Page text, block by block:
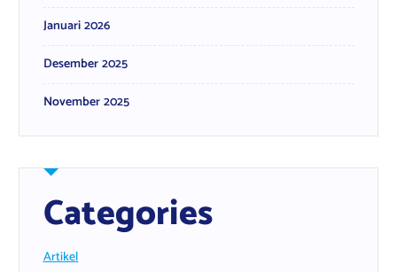
Januari 2026
Desember 2025
November 2025
Categories
Artikel